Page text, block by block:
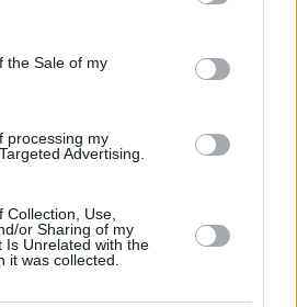
Google and its third-party tags to
specified purposes in below Google
the Sale of my
processing my
Advertising.
Use,
or Sharing of my
Is Unrelated with the
it was collected.
και η λεπτομέρεια στα
του Αφγανού ξεκίνησε
τη δολοφονία της